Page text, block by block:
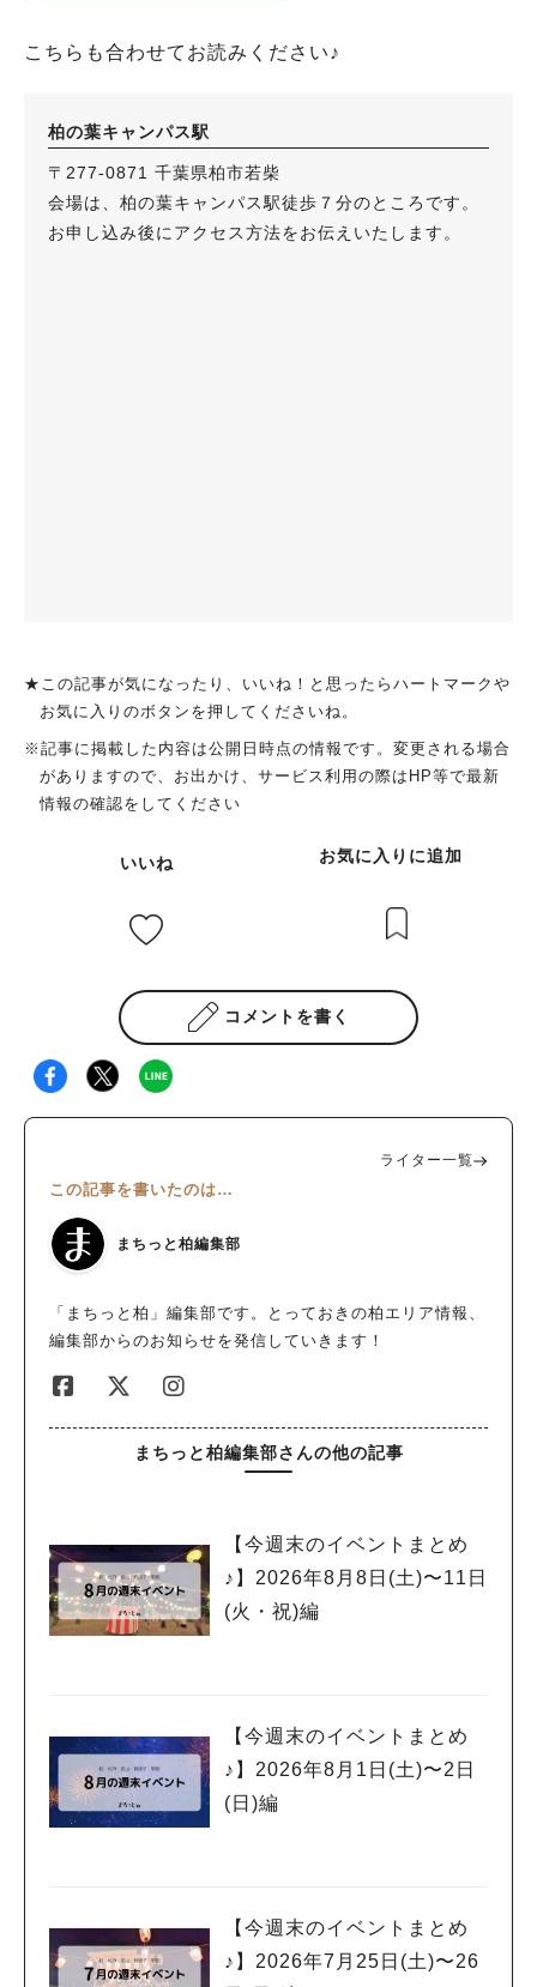
こちらも合わせてお読みください♪
柏の葉キャンパス駅
〒277-0871 千葉県柏市若柴
会場は、柏の葉キャンパス駅徒歩７分のところです。
お申し込み後にアクセス方法をお伝えいたします。
★この記事が気になったり、いいね！と思ったらハートマークや
お気に入りのボタンを押してくださいね。
※記事に掲載した内容は公開日時点の情報です。変更される場合
がありますので、お出かけ、サービス利用の際はHP等で最新
情報の確認をしてください
いいね お気に入りに追加
コメントを書く
ライター一覧
この記事を書いたのは…
まちっと柏編集部
「まちっと柏」編集部です。とっておきの柏エリア情報、
編集部からのお知らせを発信していきます！
まちっと柏編集部さんの他の記事
【今週末のイベントまとめ
♪】2026年8月8日(土)〜11日
(火・祝)編
【今週末のイベントまとめ
♪】2026年8月1日(土)〜2日
(日)編
【今週末のイベントまとめ
♪】2026年7月25日(土)〜26